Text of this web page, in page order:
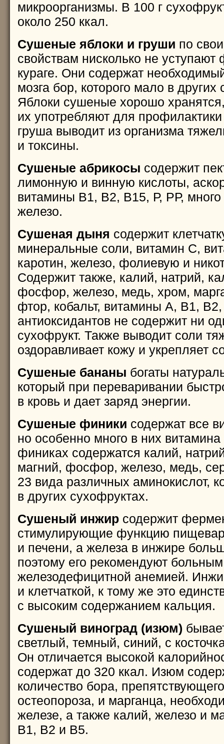
микроорганизмы. В 100 г
около 250 ккал.
Сушеные яблоки и груши по
свойствам нисколько не
кураге. Они содержат
мозга бор, которого мало в других
Яблоки сушеные хорошо
их употребляют для
груша выводит из организма
и токсины.
Сушеные абрикосы содержит
лимонную и винную кислоты,
витамины В1, В2, В15, Р, РР, много
железо.
Сушеная дыня содержит
минеральные соли, витамин С,
каротин, железо, фолиевую и
Содержит также, калий, натрий,
фосфор, железо, медь, хром,
фтор, кобальт, витамины A, B1,
антиоксидантов не содержит ни
сухофрукт. Также выводит соли
оздоравливает кожу и укрепляет
Сушеные бананы богаты
который при переваривании
в кровь и дает заряд энергии.
Сушеные финики содержат все
но особенно много в них
финиках содержатся калий,
магний, фосфор, железо, медь,
23 вида различных аминокислот,
в других сухофруктах.
Сушеный инжирсодержит
стимулирующие функцию
и печени, а железа в инжире
поэтому его рекомендуют
железодефицитной анемией.
и клетчаткой, к тому же это
с высоким содержанием кальция.
Сушеный виноград (изюм)
светлый, темный, синий, с
Он отличается высокой
содержат до 320 ккал. Изюм
количество бора,
остеопороза, и марганца,
железе, а также калий, железо и
В1, В2 и В5.